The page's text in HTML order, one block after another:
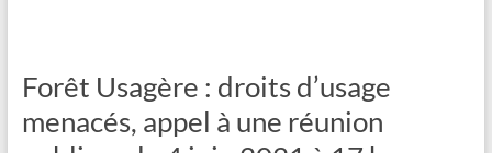
Forêt Usagère : droits d’usage
menacés, appel à une réunion